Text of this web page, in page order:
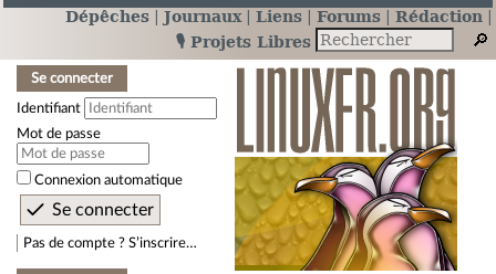
Dépêches Journaux Liens Forums
Rédaction
🎙️ Projets Libres
Se connecter
Identifiant
Mot de passe
Connexion automatique
Pas de compte ? S’inscrire…